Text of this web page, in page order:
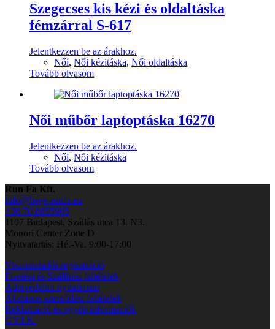
Szegecses kis kézi és oldaltáska
fémzárral S-617
Jelentkezzen be az árakhoz.
Női, Női kézitáska, Női oldaltáska
Tovább olvasom
Női műbőr laptoptáska 16270
Jelentkezzen be az árakhoz.
Női, Női kézitáska
Tovább olvasom
Run Fa Kft.
info@bags-runfa.eu
+36 70 8855905
1107 Budapest, Szállás utca 13. N3.
Monori Center Zone D
Nyitvatartás: Hé.-Va. 9:00-17:00
Viszonteladói regisztráció
Fizetési és Szállítási feltételek
Adatvédelmi nyilatkozat
Általános szerződési feltételek
Reklamáció és egyéb információk
GY.I.K.